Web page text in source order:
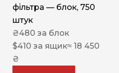
фільтра — блок, 750
штук
₴480 за блок
$410 за ящик≈ 18 450
₴